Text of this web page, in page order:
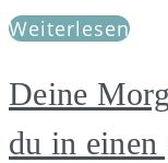
Weiterlesen
Deine
du in einen